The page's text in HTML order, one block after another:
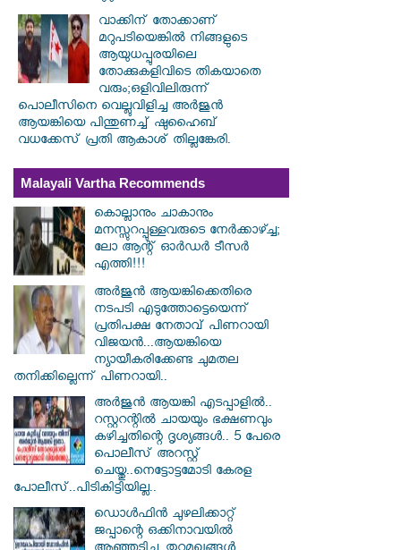
വാക്കിന് തോക്കാണ്
മറുപടിയെങ്കിൽ നിങ്ങളുടെ
ആയുധപ്പുരയിലെ
തോക്കുകളിവിടെ തികയാതെ
വരും;ഒളിവിലിരുന്ന്
പൊലീസിനെ വെല്ലുവിളിച്ച അർജുൻ
ആയങ്കിയെ പിന്തുണച്ച് ഷുഹൈബ്
വധക്കേസ് പ്രതി ആകാശ് തില്ലങ്കേരി.
Malayali Vartha Recommends
കൊല്ലാനും ചാകാനും
മനസ്സുറപ്പുള്ളവരുടെ നേർക്കാഴ്ച്ച;
ലോ ആന്റ് ഓർഡർ ടീസർ
എത്തി!!!
അർജുൻ ആയങ്കിക്കെതിരെ
നടപടി എടുത്തോട്ടെയെന്ന്
പ്രതിപക്ഷ നേതാവ് പിണറായി
വിജയൻ...ആയങ്കിയെ
ന്യായീകരിക്കേണ്ട ചുമതല
തനിക്കില്ലെന്ന് പിണറായി..
അർജുൻ ആയങ്കി എടപ്പാളിൽ..
റസ്റ്ററന്റിൽ ചായയും ഭക്ഷണവും
കഴിച്ചതിന്റെ ദൃശ്യങ്ങൾ.. 5 പേരെ
പൊലീസ് അറസ്റ്റ്
ചെയ്തു..നെട്ടോട്ടമോടി കേരള
പോലീസ്..പിടികിട്ടിയില്ല..
ഡൊൾഫിൻ ചുഴലിക്കാറ്റ്
ജപ്പാന്റെ ഒക്കിനാവയിൽ